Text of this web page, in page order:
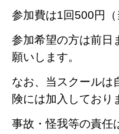
参加費は1回500円（
参加希望の方は前日
願いします。
なお、当スクールは
険には加入しており
事故・怪我等の責任